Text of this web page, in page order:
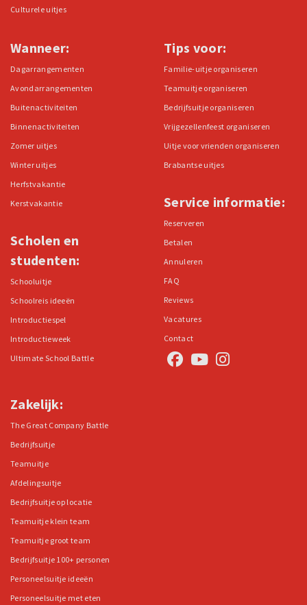
Culturele uitjes
Wanneer:
Dagarrangementen
Avondarrangementen
Buitenactiviteiten
Binnenactiviteiten
Zomer uitjes
Winter uitjes
Herfstvakantie
Kerstvakantie
Scholen en
studenten:
Schooluitje
Schoolreis ideeën
Introductiespel
Introductieweek
Ultimate School Battle
Tips voor:
Familie-uitje organiseren
Teamuitje organiseren
Bedrijfsuitje organiseren
Vrijgezellenfeest organiseren
Uitje voor vrienden organiseren
Brabantse uitjes
Service informatie:
Reserveren
Betalen
Annuleren
FAQ
Reviews
Vacatures
Contact
Zakelijk:
The Great Company Battle
Bedrijfsuitje
Teamuitje
Afdelingsuitje
Bedrijfsuitje op locatie
Teamuitje klein team
Teamuitje groot team
Bedrijfsuitje 100+ personen
Personeelsuitje ideeën
Personeelsuitje met eten